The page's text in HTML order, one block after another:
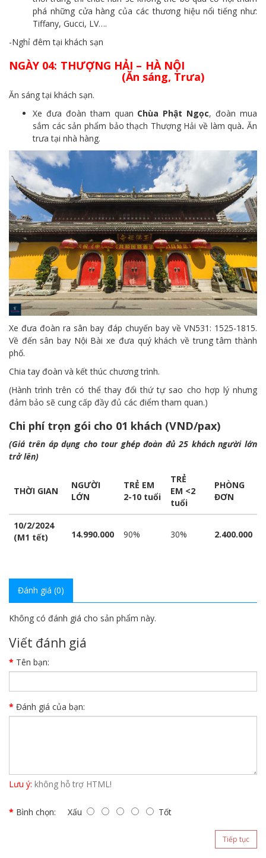
phá những cửa hàng của các thương hiệu nổi tiếng như:
Tiffany, Gucci, LV….
-Nghỉ đêm tại khách sạn
NGÀY 04: THƯỢNG HẢI – HÀ NỘI
(Ăn sáng, Trưa)
Ăn sáng tại khách sạn.
Xe đưa đoàn tham quan Chùa Phật Ngọc, đoàn mua
sắm các sản phẩm bảo thạch Thượng Hải về làm quà. Ăn
trưa tại nhà hàng.
Xe đưa đoàn ra sân bay đáp chuyến bay về VN531: 1525-1815.
Về đến sân bay Nội Bài xe đưa quý khách về trung tâm thành
phố.
Chia tay đoàn và kết thúc chương trình.
(Hành trình trên có thể thay đổi thứ tự sao cho hợp lý nhưng
đảm bảo sẽ cung cấp đầy đủ các điểm tham quan.)
Chi phí trọn gói cho 01 khách (VND/pax)
(Giá trên áp dụng cho tour ghép đoàn đủ 25 khách người lớn
trở lên)
THỜI GIAN
NGƯỜI
LỚN
TRẺ EM
2-10 tuổi
TRẺ
EM <2
tuổi
PHÒNG
ĐƠN
10/2/2024
(M1 tết)
14.990.000 90% 30% 2.400.000
Đánh giá (0)
Không có đánh giá cho sản phẩm này.
Viết đánh giá
Tên bạn:
Đánh giá của bạn:
Lưu ý: không hỗ trợ HTML!
Bình chọn: Xấu Tốt
Tiếp tục